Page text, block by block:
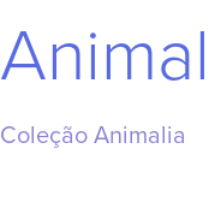
Coleção Animalia